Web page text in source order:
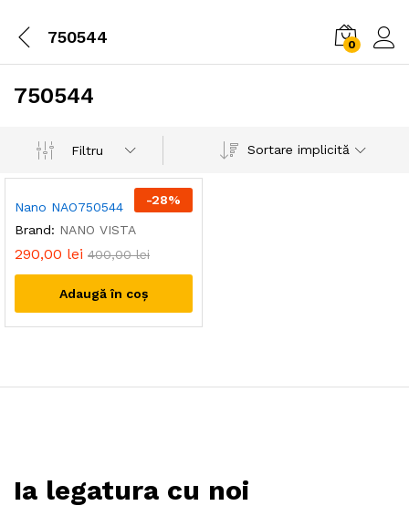
750544 0
750544
Filtru Sortare implicită
-28%
Nano NAO750544
Brand: NANO VISTA
290,00 lei 400,00lei
Adaugă în coș
Ia legatura cu noi